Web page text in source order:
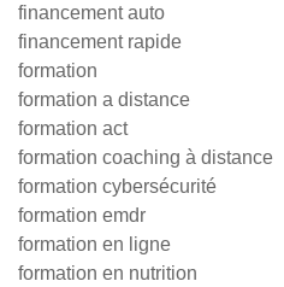
financement auto
financement rapide
formation
formation a distance
formation act
formation coaching à distance
formation cybersécurité
formation emdr
formation en ligne
formation en nutrition